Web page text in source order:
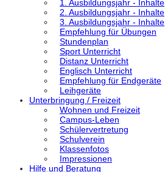
1. Ausbildungsjahr - Inhalte
2. Ausbildungsjahr - Inhalte
3. Ausbildungsjahr - Inhalte
Empfehlung für Übungen
Stundenplan
Sport Unterricht
Distanz Unterricht
Englisch Unterricht
Empfehlung für Endgeräte
Leihgeräte
Unterbringung / Freizeit
Wohnen und Freizeit
Campus-Leben
Schülervertretung
Schulverein
Klassenfotos
Impressionen
Hilfe und Beratung